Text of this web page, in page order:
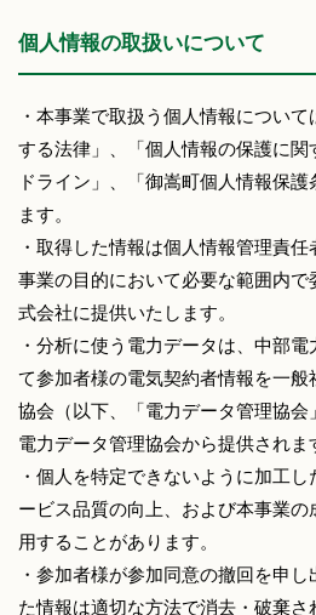
個人情報の取扱いについて
・本事業で取扱う個人情報につい
する法律」、「個人情報の保護に関
ドライン」、「御嵩町個人情報保
ます。
・取得した情報は個人情報管理責任
事業の目的において必要な範囲内
式会社に提供いたします。
・分析に使う電力データは、中部
て参加者様の電気契約者情報を一般
協会（以下、「電力データ管理協会
電力データ管理協会から提供されま
・個人を特定できないように加工
ービス品質の向上、および本事業
用することがあります。
・参加者様が参加同意の撤回を申
た情報は適切な方法で消去・破棄さ